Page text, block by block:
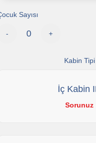
Sayısı
- +
Kabin Tipi
İç Kabin
Sorunuz